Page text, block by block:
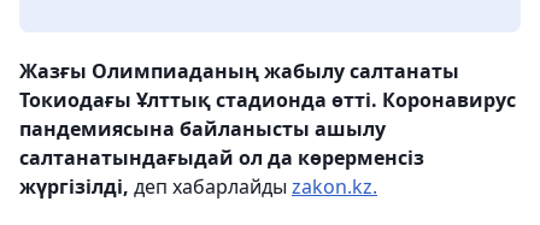
Жазғы Олимпиаданың жабылу салтанаты
Токиодағы Ұлттық стадионда өтті. Коронавирус
пандемиясына байланысты ашылу
салтанатындағыдай ол да көрерменсіз
жүргізілді, деп хабарлайды zakon.kz.